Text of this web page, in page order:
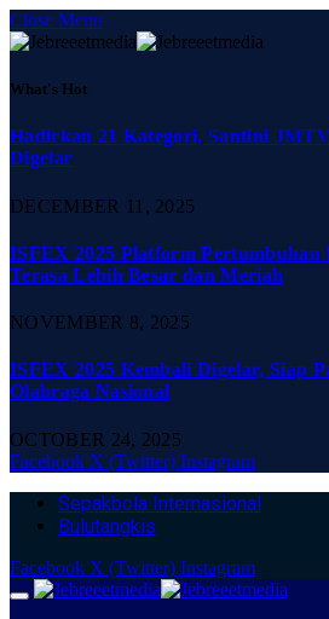
Close Menu
What's Hot
Hadirkan 21 Kategori, Santini
Digelar
DECEMBER 11, 2025
ISFEX 2025 Platform
Terasa Lebih Besar dan Meriah
NOVEMBER 8, 2025
ISFEX 2025 Kembali Digelar, Siap
Olahraga Nasional
OCTOBER 24, 2025
Facebook X (Twitter) Instagram
Sepakbola Internasional
Bulutangkis
Facebook X (Twitter) Instagram